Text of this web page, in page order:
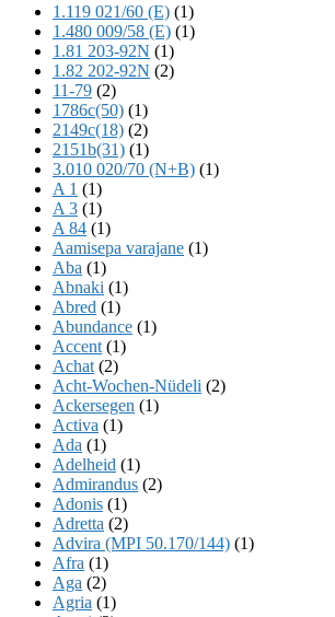
1.119 021/60 (E) (1)
1.480 009/58 (E) (1)
1.81 203-92N (1)
1.82 202-92N (2)
11-79 (2)
1786c(50) (1)
2149c(18) (2)
2151b(31) (1)
3.010 020/70 (N+B) (1)
A 1 (1)
A 3 (1)
A 84 (1)
Aamisepa varajane (1)
Aba (1)
Abnaki (1)
Abred (1)
Abundance (1)
Accent (1)
Achat (2)
Acht-Wochen-Nüdeli (2)
Ackersegen (1)
Activa (1)
Ada (1)
Adelheid (1)
Admirandus (2)
Adonis (1)
Adretta (2)
Advira (MPI 50.170/144) (1)
Afra (1)
Aga (2)
Agria (1)